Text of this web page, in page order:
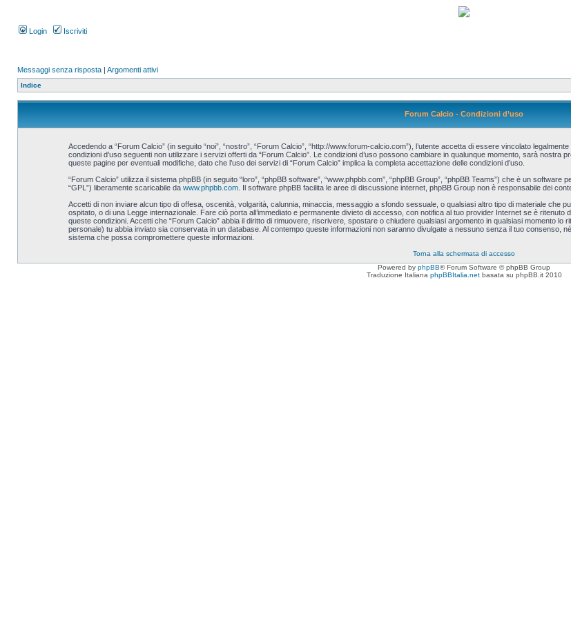
Login Iscriviti
Messaggi senza risposta | Argomenti attivi
Indice
Forum Calcio - Condizioni d’uso
Accedendo a “Forum Calcio” (in seguito “noi”, “nostro”, “Forum Calcio”, “http://www.forum-calcio.com”), l’utente accetta di essere vincolato
condizioni d’uso seguenti non utilizzare i servizi offerti da “Forum Calcio”. Le condizioni d’uso possono cambiare in qualunque momento, sarà
queste pagine per eventuali modifiche, dato che l’uso dei servizi di “Forum Calcio” implica la completa accettazione delle condizioni d’uso.
“Forum Calcio” utilizza il sistema phpBB (in seguito “loro”, “phpBB software”, “www.phpbb.com”, “phpBB Group”, “phpBB Teams”) che è un software
“GPL”) liberamente scaricabile da www.phpbb.com. Il software phpBB facilita le aree di discussione internet, phpBB Group non è responsabile dei
Accetti di non inviare alcun tipo di offesa, oscenità, volgarità, calunnia, minaccia, messaggio a sfondo sessuale, o qualsiasi altro tipo di materiale che
ospitato, o di una Legge internazionale. Fare ciò porta all’immediato e permanente divieto di accesso, con notifica al tuo provider Internet se è
queste condizioni. Accetti che “Forum Calcio” abbia il diritto di rimuovere, riscrivere, spostare o chiudere qualsiasi argomento in qualsiasi momento
personale) tu abbia inviato sia conservata in un database. Al contempo queste informazioni non saranno divulgate a nessuno senza il tuo consenso,
sistema che possa compromettere queste informazioni.
Torna alla schermata di accesso
Powered by phpBB® Forum Software © phpBB Group
Traduzione Italiana phpBBItalia.netbasata su phpBB.it 2010